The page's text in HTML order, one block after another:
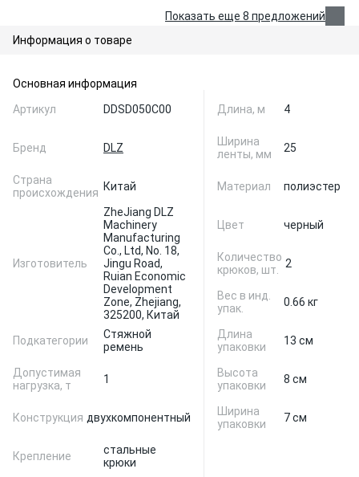
Показать еще 8 предложений
Информация о товаре
Основная информация
Артикул
DDSD050C00
Бренд DLZ
Страна
происхождения Китай
Изготовитель
ZheJiang DLZ
Machinery
Manufacturing
Co., Ltd, No. 18,
Jingu Road,
Ruian Economic
Development
Zone, Zhejiang,
325200, Китай
Подкатегории
Стяжной
ремень
Допустимая
нагрузка, т
1
Конструкция двухкомпонентный
Крепление
стальные
крюки
Длина, м 4
Ширина
ленты, мм
25
Материал полиэстер
Цвет черный
Количество
крюков, шт.
2
Вес в инд.
упак.
0.66 кг
Длина
упаковки
13 см
Высота
упаковки
8 см
Ширина
упаковки
7 см